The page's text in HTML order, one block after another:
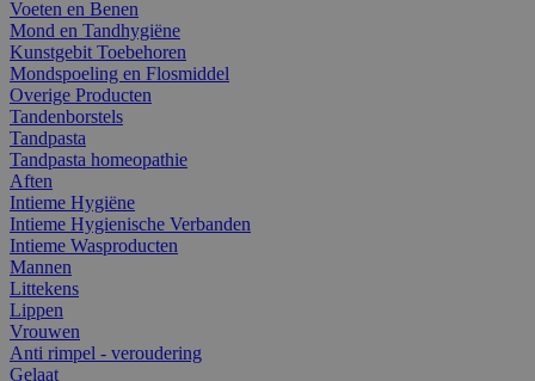
Voeten en Benen
Mond en Tandhygiëne
Kunstgebit Toebehoren
Mondspoeling en Flosmiddel
Overige Producten
Tandenborstels
Tandpasta
Tandpasta homeopathie
Aften
Intieme Hygiëne
Intieme Hygienische Verbanden
Intieme Wasproducten
Mannen
Littekens
Lippen
Vrouwen
Anti rimpel - veroudering
Gelaat